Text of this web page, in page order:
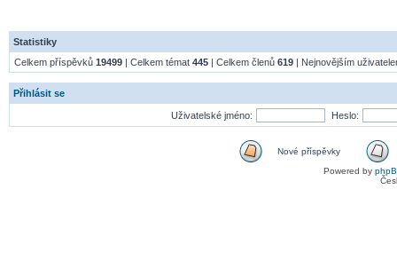
Statistiky
Celkem příspěvků 19499 | Celkem témat 445 | Celkem členů 619 | Nejnovějším
Přihlásit se
Uživatelské jméno: Heslo:
Nové příspěvky
Powered by